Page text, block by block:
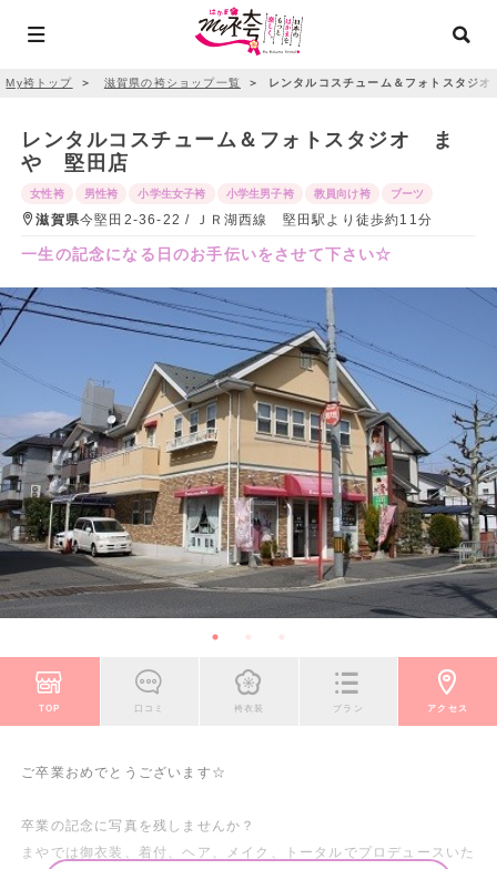
My袴トップ ＞ 滋賀県の袴ショップ一覧 ＞ レンタルコスチューム＆フォトスタジ
レンタルコスチューム＆フォトスタジオ ま
や 堅田店
女性袴 男性袴 小学生女子袴 小学生男子袴 教員向け袴 ブーツ
滋賀県今堅田2-36-22 / ＪＲ湖西線 堅田駅より徒歩約11分
一生の記念になる日のお手伝いをさせて下さい☆
TOP 口コミ 袴衣装 プラン アクセス
ご卒業おめでとうございます☆
卒業の記念に写真を残しませんか？
まやでは御衣装、着付、ヘア、メイク、トータルでプロデュースいた